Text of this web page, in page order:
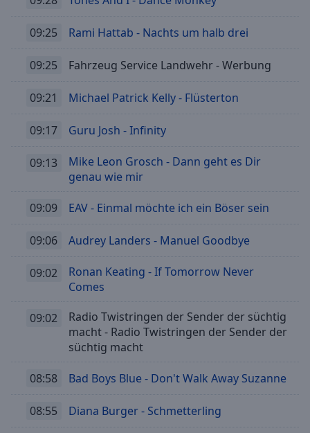
09:25 Rami Hattab - Nachts um halb drei
09:25 Fahrzeug Service Landwehr - Werbung
09:21 Michael Patrick Kelly - Flüsterton
09:17 Guru Josh - Infinity
09:13
Mike Leon Grosch - Dann geht es Dir
genau wie mir
09:09 EAV - Einmal möchte ich ein Böser sein
09:06 Audrey Landers - Manuel Goodbye
09:02
Ronan Keating - If Tomorrow Never
Comes
09:02
Radio Twistringen der Sender der süchtig
macht - Radio Twistringen der Sender der
süchtig macht
08:58 Bad Boys Blue - Don't Walk Away Suzanne
08:55 Diana Burger - Schmetterling